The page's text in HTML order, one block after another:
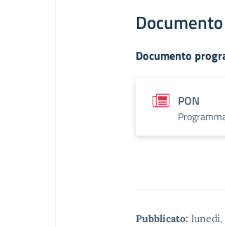
Documento
Documento
PON
Pubblicato: lunedì,